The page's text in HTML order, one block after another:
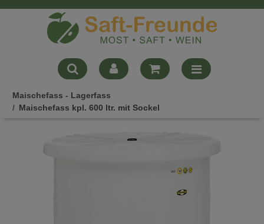
Maischefass - Lagerfass
Maischefass kpl. 600 ltr. mit Sockel